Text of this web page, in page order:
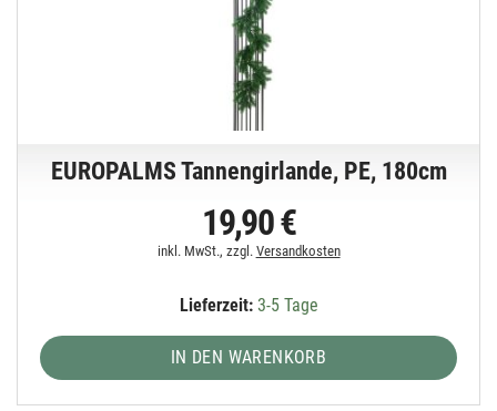
EUROPALMS Tannengirlande, PE, 180cm
19,90 €
inkl. MwSt., zzgl. Versandkosten
Lieferzeit:3-5 Tage
IN DEN WARENKORB